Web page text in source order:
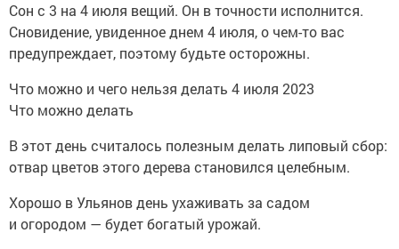
Сон с 3 на 4 июля вещий. Он в точности исполнится.
Сновидение, увиденное днем 4 июля, о чем-то вас
предупреждает, поэтому будьте осторожны.
Что можно и чего нельзя делать 4 июля 2023
Что можно делать
В этот день считалось полезным делать липовый сбор:
отвар цветов этого дерева становился целебным.
Хорошо в Ульянов день ухаживать за садом
и огородом — будет богатый урожай.